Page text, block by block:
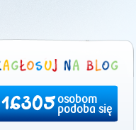
16305osobom
podoba się